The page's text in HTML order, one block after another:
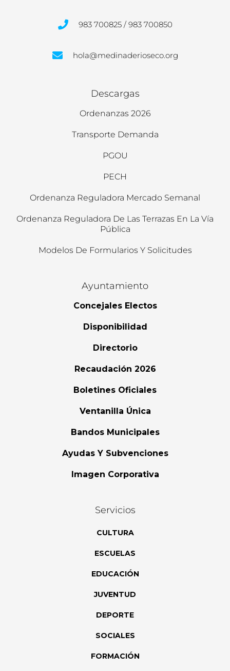
983 700825 / 983 700850
hola@medinaderioseco.org
Descargas
Ordenanzas 2026
Transporte Demanda
PGOU
PECH
Ordenanza Reguladora Mercado Semanal
Ordenanza Reguladora De Las Terrazas En La Vía
Pública
Modelos De Formularios Y Solicitudes
Ayuntamiento
Concejales Electos
Disponibilidad
Directorio
Recaudación 2026
Boletines Oficiales
Ventanilla Única
Bandos Municipales
Ayudas Y Subvenciones
Imagen Corporativa
Servicios
CULTURA
ESCUELAS
EDUCACIÓN
JUVENTUD
DEPORTE
SOCIALES
FORMACIÓN